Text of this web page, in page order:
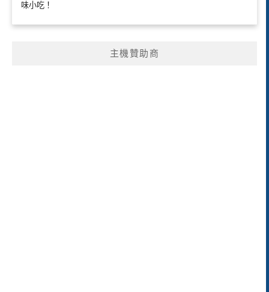
味小吃！
主機贊助商